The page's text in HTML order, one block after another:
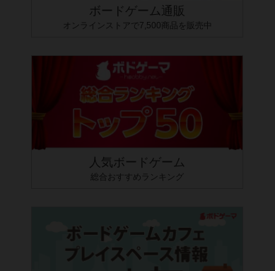
ボードゲーム通販
オンラインストアで7,500商品を販売中
人気ボードゲーム
総合おすすめランキング